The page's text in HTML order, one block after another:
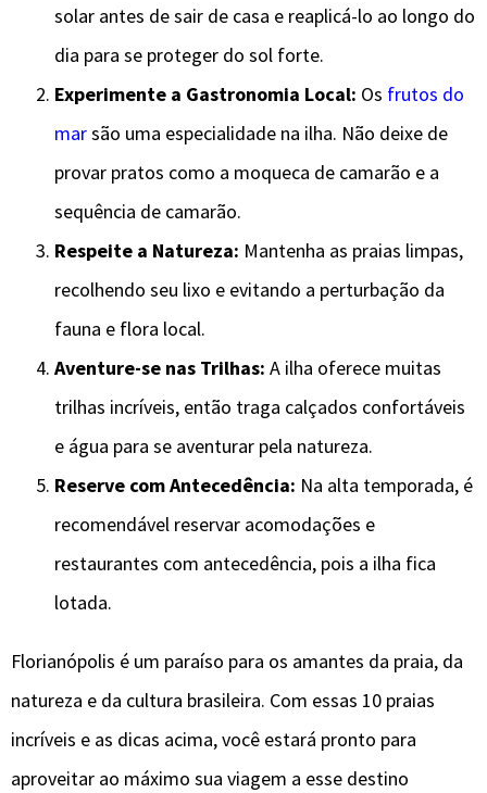
solar antes de sair de casa e reaplicá-lo ao longo do
dia para se proteger do sol forte.
Experimente a Gastronomia Local: Os frutos do
marsão uma especialidade na ilha. Não deixe de
provar pratos como a moqueca de camarão e a
sequência de camarão.
Respeite a Natureza: Mantenha as praias limpas,
recolhendo seu lixo e evitando a perturbação da
fauna e flora local.
Aventure-se nas Trilhas: A ilha oferece muitas
trilhas incríveis, então traga calçados confortáveis
e água para se aventurar pela natureza.
Reserve com Antecedência: Na alta temporada, é
recomendável reservar acomodações e
restaurantes com antecedência, pois a ilha fica
lotada.
Florianópolis é um paraíso para os amantes da praia, da
natureza e da cultura brasileira. Com essas 10 praias
incríveis e as dicas acima, você estará pronto para
aproveitar ao máximo sua viagem a esse destino